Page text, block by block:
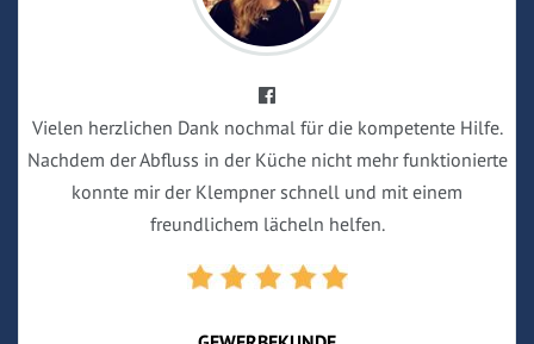
Vielen herzlichen Dank nochmal für die kompetente Hilfe.
Nachdem der Abfluss in der Küche nicht mehr funktionierte
konnte mir der Klempner schnell und mit einem
freundlichem lächeln helfen.